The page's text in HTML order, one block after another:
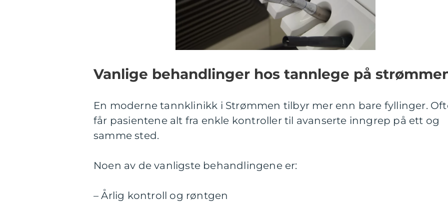
Vanlige behandlinger hos tannlege på
En moderne tannklinikk i Strømmen tilbyr mer enn bare fyllinger.
får pasientene alt fra enkle kontroller til avanserte inngrep på ett og
samme sted.
Noen av de vanligste behandlingene er:
– Årlig kontroll og røntgen